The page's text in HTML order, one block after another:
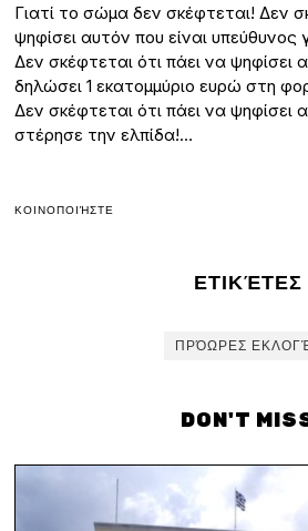
Γιατί το σώμα δεν σκέφτεται! Δεν
ψηφίσει αυτόν που είναι
Δεν σκέφτεται ότι πάει να
δηλώσει 1 εκατομμύριο ευρώ στη
Δεν σκέφτεται ότι πάει να ψηφίσει
στέρησε την ελπίδα!…
ΚΟΙΝΟΠΟΙΉΣΤΕ
ΕΤΙΚΈΤΕΣ
ΠΡΌΩΡΕΣ
DON'T